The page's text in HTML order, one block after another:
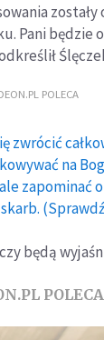
zostały
Pani będzie
POLECA
zwrócić
na
zapominać
będą
POLECA